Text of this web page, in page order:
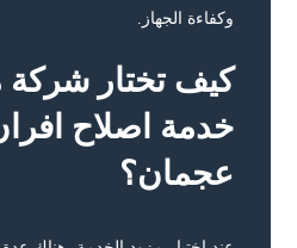
وكفاءة الجهاز.
كيف تختار شركة
خدمة اصلاح
عجمان؟